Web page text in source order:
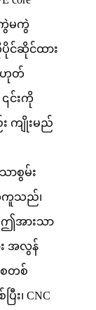
ကွဲမကွဲ
င်ဆိုင်ထား
ဟုတ်
၎င်းကို
ကျိုးမည်
ာစွမ်း
ကူသည်၊
ဤအားသာ
း အလွန်
စတစ်
း၊ CNC